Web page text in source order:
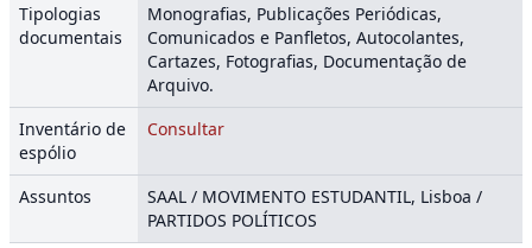
Tipologias
documentais
Monografias, Publicações Periódicas,
Comunicados e Panfletos, Autocolantes,
Cartazes, Fotografias, Documentação de
Arquivo.
Inventário de
espólio
Consultar
Assuntos
SAAL / MOVIMENTO ESTUDANTIL, Lisboa /
PARTIDOS POLÍTICOS